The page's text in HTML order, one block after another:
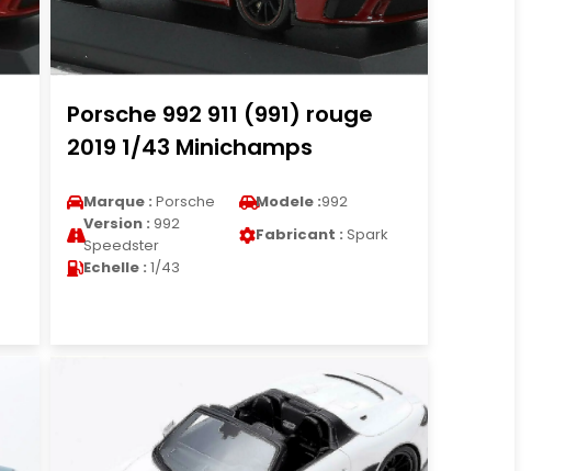
Porsche 992 911 (991) rouge
2019 1/43 Minichamps
Marque : Porsche Modele :992
Version : 992
Speedster
Fabricant : Spark
Echelle : 1/43